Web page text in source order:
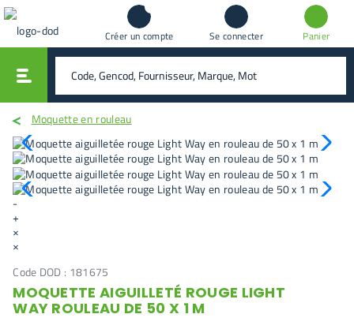
Créer un compte Se connecter Panier
rechercher
Moquette en rouleau
-
+
×
×
Code DOD : 181675
MOQUETTE AIGUILLETÉ ROUGE LIGHT
WAY ROULEAU DE 50 X 1 M